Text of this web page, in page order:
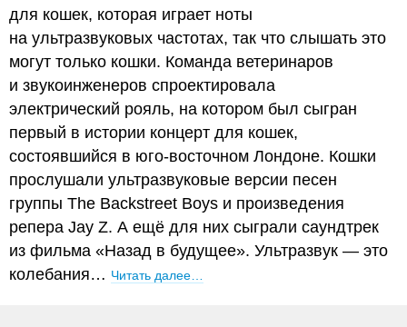
для кошек, которая играет ноты
на ультразвуковых частотах, так что слышать это
могут только кошки. Команда ветеринаров
и звукоинженеров спроектировала
электрический рояль, на котором был сыгран
первый в истории концерт для кошек,
состоявшийся в юго-восточном Лондоне. Кошки
прослушали ультразвуковые версии песен
группы The Backstreet Boys и произведения
репера Jay Z. А ещё для них сыграли саундтрек
из фильма «Назад в будущее». Ультразвук — это
колебания… Читать далее…